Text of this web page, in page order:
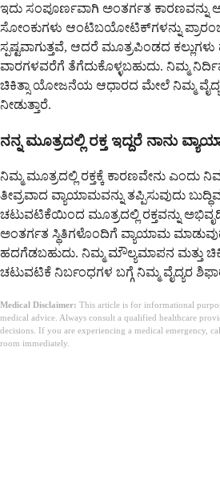
ಇದು ಸಂಪೂರ್ಣವಾಗಿ ಅಂತರ್ಗತ ಕಾರಣವನ್ನು
ಸೋಂಕುಗಳು ಆಂಟಿಬಯೋಟಿಕ್‌ಗಳನ್ನು
ಸ್ಪಷ್ಟವಾಗುತ್ತವೆ, ಆದರೆ ಮೂತ್ರಪಿಂಡದ
ವಾರಗಳವರೆಗೆ ತೆಗೆದುಕೊಳ್ಳಬಹುದು. ನಿಮ್ಮ
ಚಿಕಿತ್ಸಾ ಯೋಜನೆಯ ಆಧಾರದ ಮೇಲೆ ನಿಮ್ಮ
ನೀಡುತ್ತಾರೆ.
ನನ್ನ ಮೂತ್ರದಲ್ಲಿ ರಕ್ತ ಇದ್ದರೆ ನಾನು
ನಿಮ್ಮ ಮೂತ್ರದಲ್ಲಿ ರಕ್ತಕ್ಕೆ ಕಾರಣವೇನು
ತೀವ್ರವಾದ ವ್ಯಾಯಾಮವನ್ನು ತಪ್ಪಿಸುವುದು
ಚಟುವಟಿಕೆಯಿಂದ ಮೂತ್ರದಲ್ಲಿ ರಕ್ತವನ್ನು
ಅಂತರ್ಗತ ಸ್ಥಿತಿಗಳೊಂದಿಗೆ ವ್ಯಾಯಾಮ
ಹದಗೆಡಬಹುದು. ನಿಮ್ಮ ಮೌಲ್ಯಮಾಪನ ಮತ್ತು
ಚಟುವಟಿಕೆ ನಿರ್ಬಂಧಗಳ ಬಗ್ಗೆ ನಿಮ್ಮ ವೈದ್ಯರ
Medical Disclaimer: This article is for informational
medical advice. Always consult a qualified healthcare
decisions. If you are experiencing a medical emergency,
room immediately.